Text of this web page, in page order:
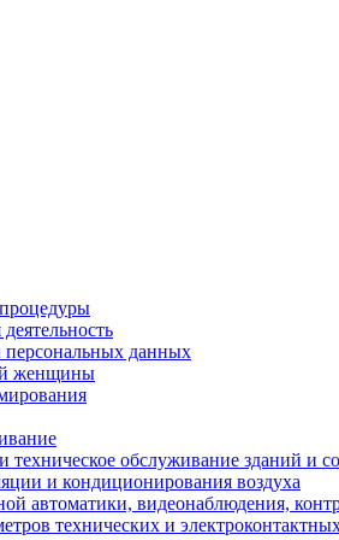
персональных данных
женщины
техническое обслуживание зданий и
и кондиционирования воздуха
автоматики, видеонаблюдения,
технических и